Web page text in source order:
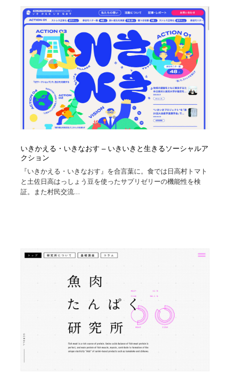
いきかえる・いきなおす – いきいきと生きるソーシャルア
クション
『いきかえる・いきなおす』を合言葉に。食では日高村トマト
と土佐日高はっしょう豆を使ったサプリゼリーの機能性を検
証。また村民交流...